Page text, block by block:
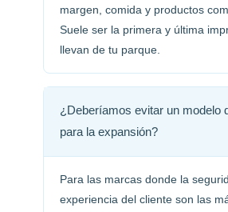
margen, comida y productos
Suele ser la primera y última
llevan de tu parque.
¿Deberíamos evitar un modelo
para la expansión?
Para las marcas donde la
experiencia del cliente son las